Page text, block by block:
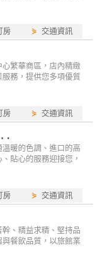
房 ⋟ 交通資訊
繁華商區，店內精緻
務，提供您多項優質
房 ⋟ 交通資訊
暖的色調、進口的高
貼心的服務迎接您，
房 ⋟ 交通資訊
、精益求精、堅持品
餐飲品質，以旅館業